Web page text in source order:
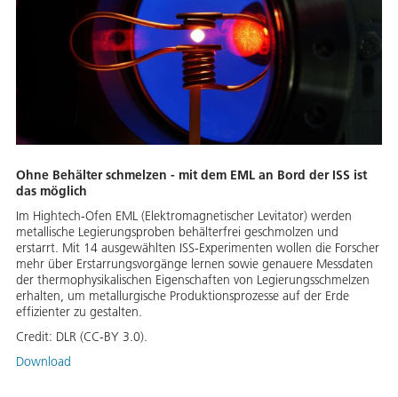
Ohne Behälter schmelzen - mit dem EML an Bord der ISS ist
das möglich
Im Hightech-Ofen EML (Elektromagnetischer Levitator) werden
metallische Legierungsproben behälterfrei geschmolzen und
erstarrt. Mit 14 ausgewählten ISS-Experimenten wollen die Forscher
mehr über Erstarrungsvorgänge lernen sowie genauere Messdaten
der thermophysikalischen Eigenschaften von Legierungsschmelzen
erhalten, um metallurgische Produktionsprozesse auf der Erde
effizienter zu gestalten.
Credit: DLR (CC-BY 3.0).
Download